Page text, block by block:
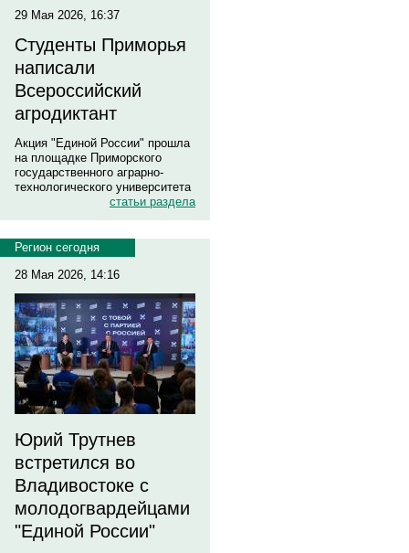
29 Мая 2026, 16:37
Студенты Приморья
написали
Всероссийский
агродиктант
Акция "Единой России" прошла
на площадке Приморского
государственного аграрно-
технологического университета
статьи раздела
Регион сегодня
28 Мая 2026, 14:16
Юрий Трутнев
встретился во
Владивостоке с
молодогвардейцами
"Единой России"